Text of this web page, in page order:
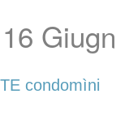
condomìni